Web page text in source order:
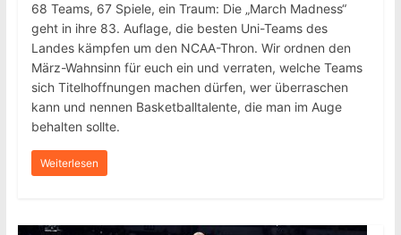
68 Teams, 67 Spiele, ein Traum: Die „March Madness“
geht in ihre 83. Auflage, die besten Uni-Teams des
Landes kämpfen um den NCAA-Thron. Wir ordnen den
März-Wahnsinn für euch ein und verraten, welche Teams
sich Titelhoffnungen machen dürfen, wer überraschen
kann und nennen Basketballtalente, die man im Auge
behalten sollte.
Weiterlesen